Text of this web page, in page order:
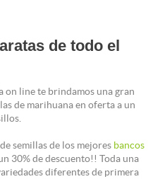
de todo el
on line te brindamos una gran
de marihuana en oferta a un
semillas de los mejores bancos
30% de descuento!! Toda una
diferentes de primera